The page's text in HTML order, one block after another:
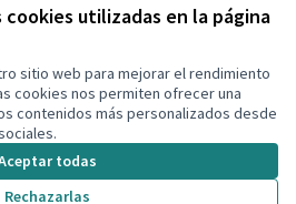
utilizadas en la página
sitio web para mejorar el rendimiento
cookies nos permiten ofrecer una
contenidos más personalizados desde
todas
Rechazarlas
YouTube
en GitHub
externo)
.